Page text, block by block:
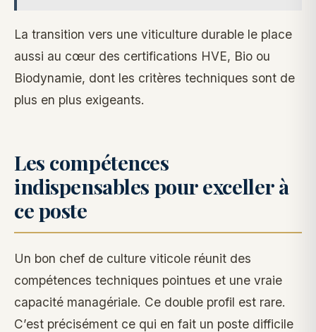
La transition vers une viticulture durable le place
aussi au cœur des certifications HVE, Bio ou
Biodynamie, dont les critères techniques sont de
plus en plus exigeants.
Les compétences
indispensables pour exceller à
ce poste
Un bon chef de culture viticole réunit des
compétences techniques pointues et une vraie
capacité managériale. Ce double profil est rare.
C’est précisément ce qui en fait un poste difficile